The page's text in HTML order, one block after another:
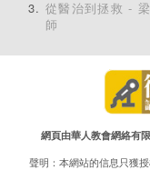
從醫治到拯救 -
師
網頁由華人教會網絡有
聲明：本網站的信息只獲